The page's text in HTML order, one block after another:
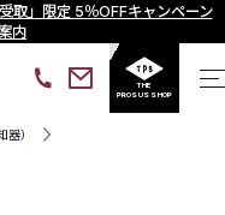
取」限定 5％OFFキャンペーン
内
THE
PROSUS SHOP
）